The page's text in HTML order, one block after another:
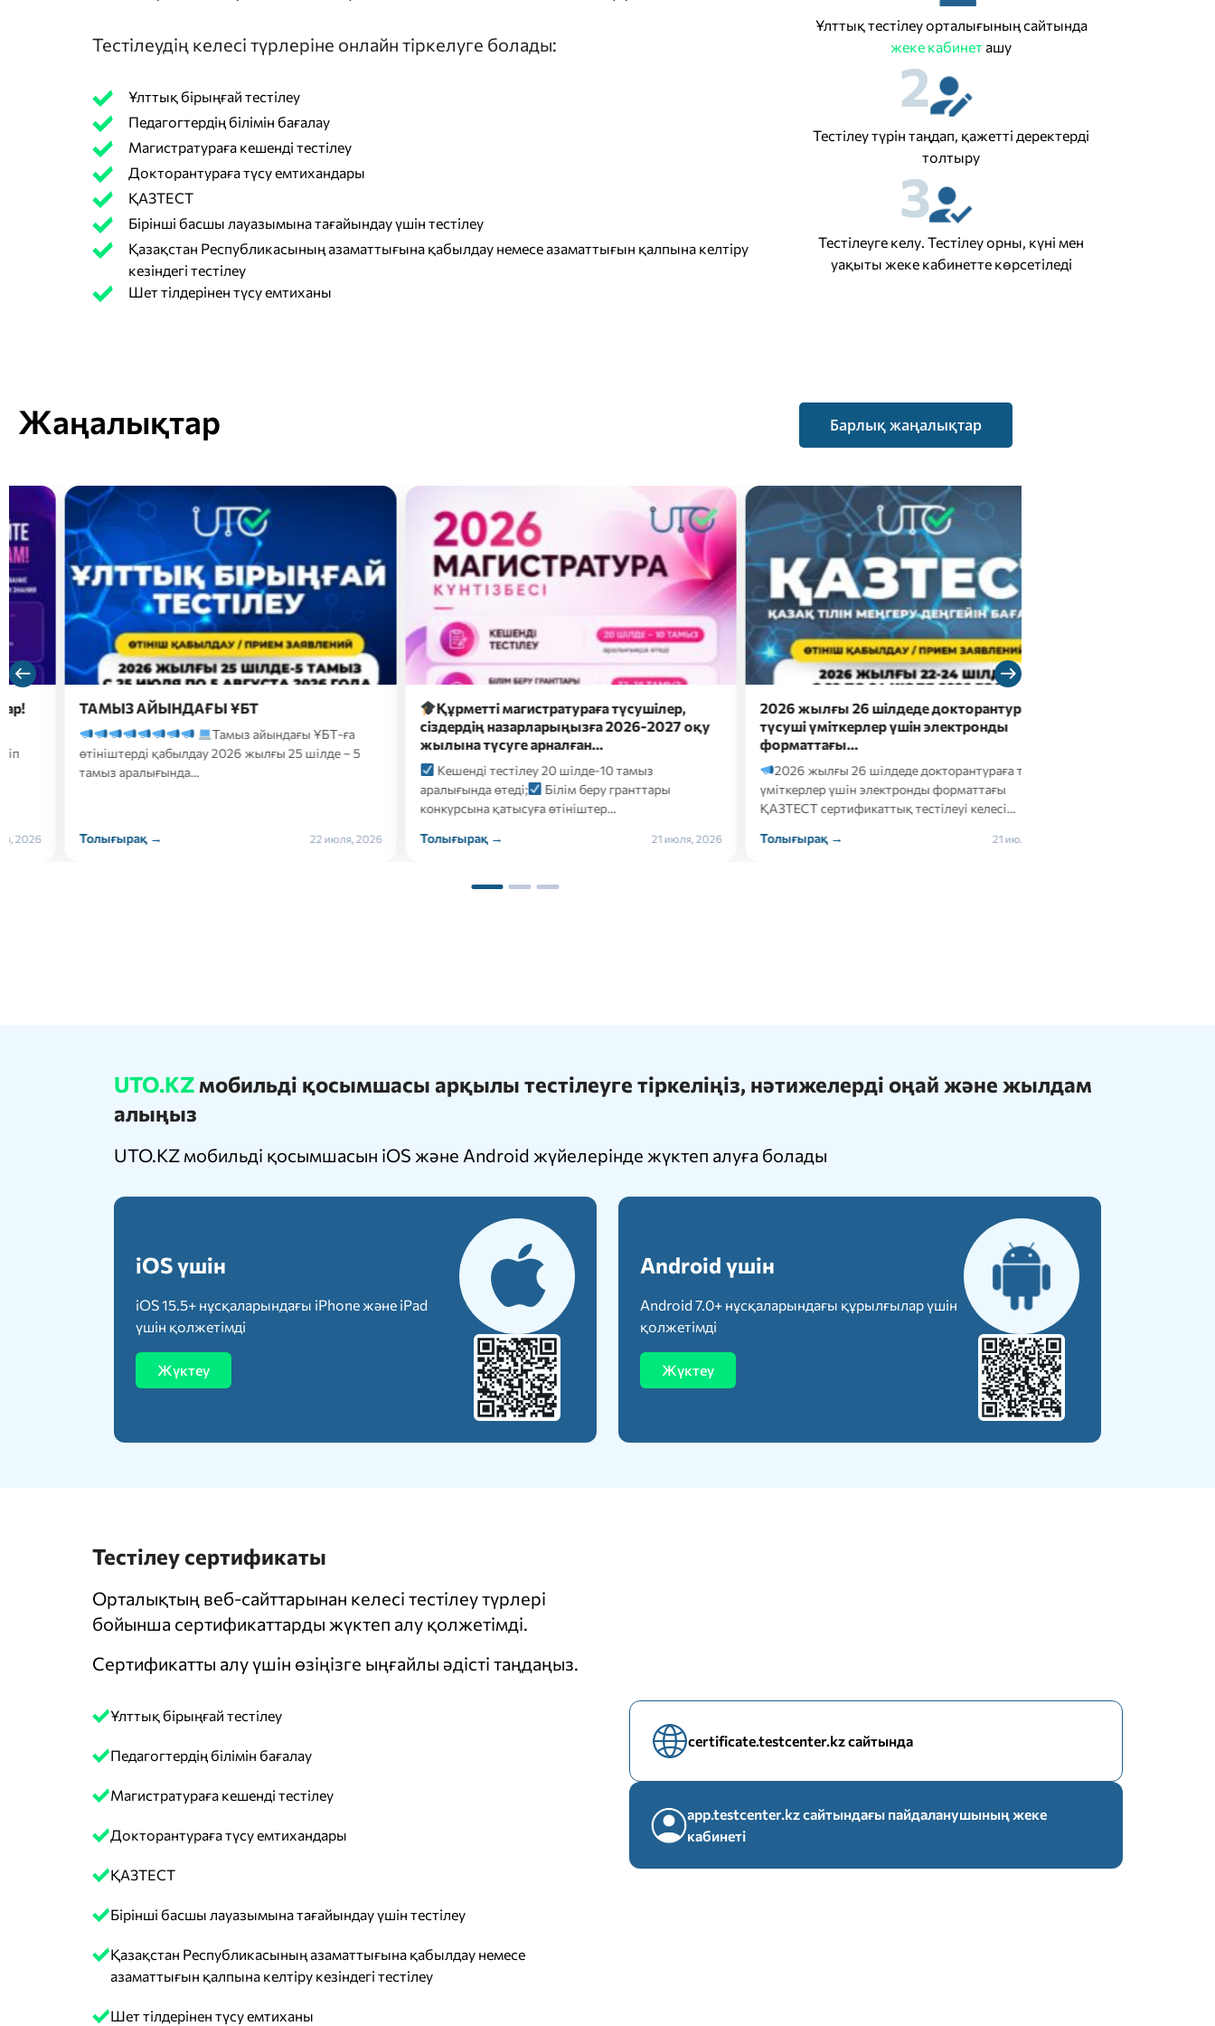
Тестілеудің келесі түрлеріне онлайн тіркелуге болады:
Ұлттық бірыңғай тестілеу
Педагогтердің білімін бағалау
Магистратураға кешенді тестілеу
Докторантураға түсу емтихандары
ҚАЗТЕСТ
Бірінші басшы лауазымына тағайындау үшін тестілеу
Қазақстан Республикасының азаматтығына қабылдау немесе азаматтығын қалпына келтіру
кезіндегі тестілеу
Шет тілдерінен түсу емтиханы
Ұлттық тестілеу орталығының сайтында
жеке кабинет ашу
2
Тестілеу түрін таңдап, қажетті деректерді
толтыру
3
Тестілеуге келу. Тестілеу орны, күні мен
уақыты жеке кабинетте көрсетіледі
Жаңалықтар Барлық жаңалықтар
ТАМЫЗ АЙЫНДАҒЫ ҰБТ
Тамыз айындағы ҰБТ-ға
өтініштерді қабылдау 2026 жылғы 25 шілде – 5
тамыз аралығында…
Толығырақ → 22 июля, 2026
Құрметті магистратураға түсушілер,
сіздердің назарларыңызға 2026-2027 оқу
жылына түсуге арналған…
Кешенді тестілеу 20 шілде-10 тамыз
аралығында өтеді;
Білім беру гранттары
конкурсына қатысуға өтініштер…
Толығырақ →
21 июля, 2026
2026 жылғы 26 шілдеде докторантураға
түсуші үміткерлер үшін электронды
форматтағы…
2026 жылғы 26 шілдеде докторантураға түсуші
үміткерлер үшін электронды форматтағы
ҚАЗТЕСТ сертификаттық тестілеуі келесі…
Толығырақ →
21 июля, 2026
UTO.KZ мобильді қосымшасы арқылы тестілеуге тіркеліңіз, нәтижелерді оңай және жылдам
алыңыз
UTO.KZ мобильді қосымшасын iOS және Android жүйелерінде жүктеп алуға болады
iOS үшін
iOS 15.5+ нұсқаларындағы iPhone және iPad
үшін қолжетімді
Жүктеу
Android үшін
Android 7.0+ нұсқаларындағы құрылғылар үшін
қолжетімді
Жүктеу
Тестілеу сертификаты
Орталықтың веб-сайттарынан келесі тестілеу түрлері
бойынша сертификаттарды жүктеп алу қолжетімді.
Сертификатты алу үшін өзіңізге ыңғайлы әдісті таңдаңыз.
Ұлттық бірыңғай тестілеу
Педагогтердің білімін бағалау
Магистратураға кешенді тестілеу
Докторантураға түсу емтихандары
ҚАЗТЕСТ
Бірінші басшы лауазымына тағайындау үшін тестілеу
Қазақстан Республикасының азаматтығына қабылдау немесе
азаматтығын қалпына келтіру кезіндегі тестілеу
Шет тілдерінен түсу емтиханы
certificate.testcenter.kz сайтында
app.testcenter.kz сайтындағы пайдаланушының жеке
кабинеті